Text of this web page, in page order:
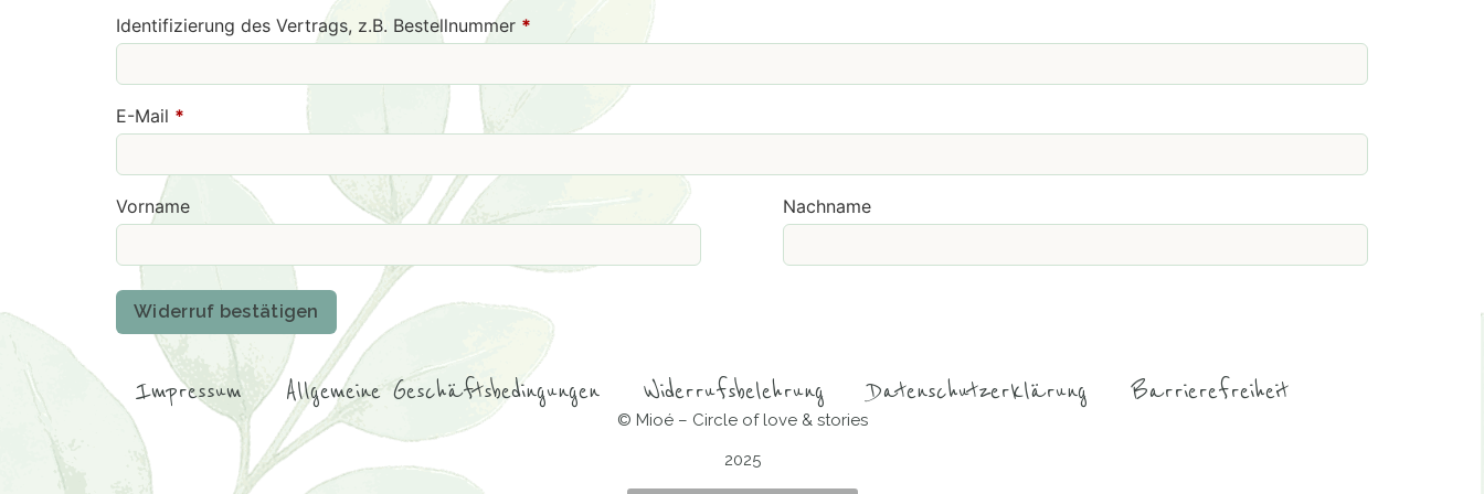
Identifizierung des Vertrags, z.B. Bestellnummer *
E-Mail *
E-
(wiederholen)
Vorname Nachname
Widerruf bestätigen
Impressum Allgemeine Geschäftsbedingungen Widerrufsbelehrung Datenschutzerklärung Barrierefreiheit
© Mioé – Circle of love & stories
2025